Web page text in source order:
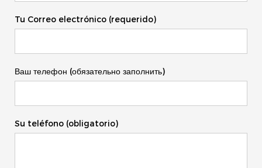
Tu Correo electrónico (requerido)
Ваш телефон (обязательно заполнить)
Su teléfono (obligatorio)